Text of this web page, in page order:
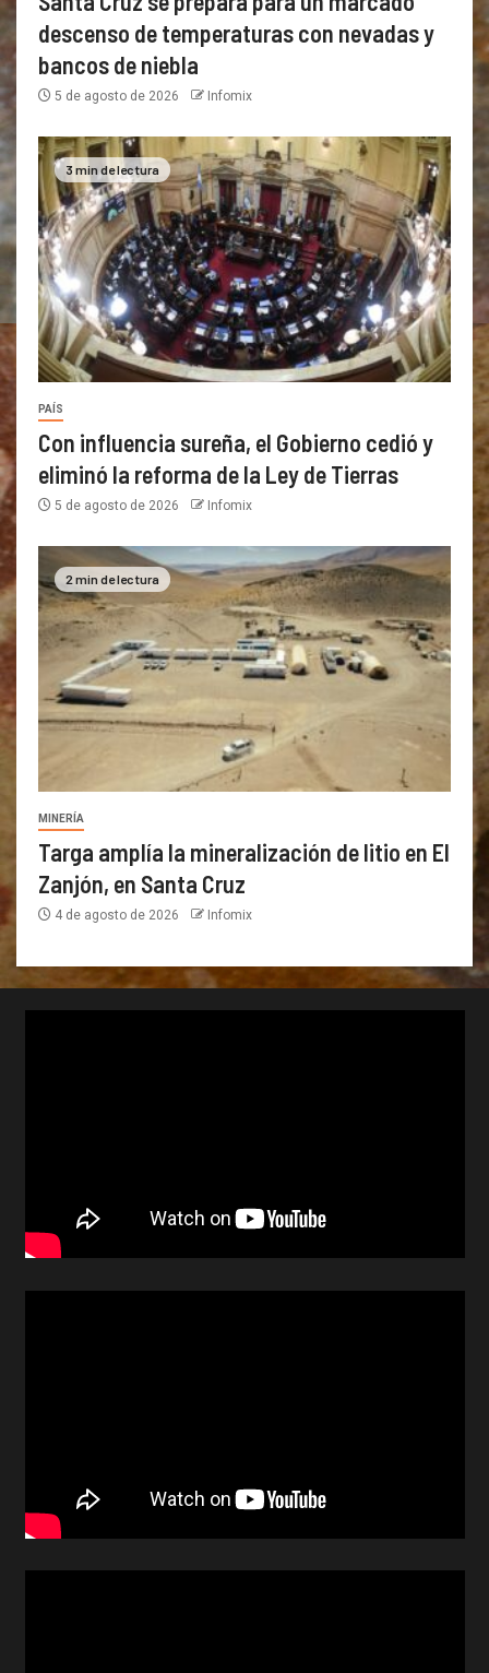
descenso de temperaturas con nevadas y
bancos de niebla
5 de agosto de 2026 Infomix
3 min de lectura
PAÍS
Con influencia sureña, el Gobierno cedió y
eliminó la reforma de la Ley de Tierras
5 de agosto de 2026 Infomix
2 min de lectura
MINERÍA
Targa amplía la mineralización de litio en El
Zanjón, en Santa Cruz
4 de agosto de 2026 Infomix